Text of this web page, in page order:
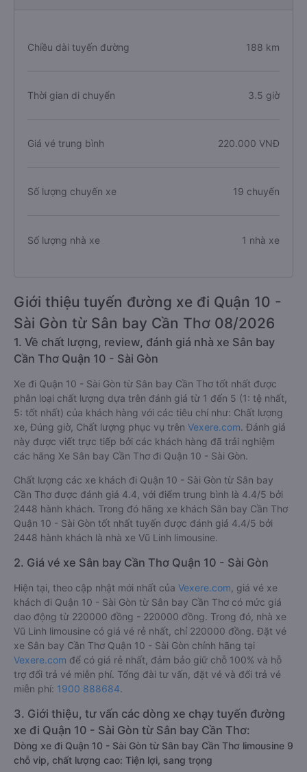
Chiều dài tuyến đường 188 km
Thời gian di chuyển 3.5 giờ
Giá vé trung bình 220.000 VNĐ
Số lượng chuyến xe 19 chuyến
Số lượng nhà xe 1 nhà xe
Giới thiệu tuyến đường xe đi Quận 10 -
Sài Gòn từ Sân bay Cần Thơ 08/2026
1. Về chất lượng, review, đánh giá nhà xe Sân bay
Cần Thơ Quận 10 - Sài Gòn
Xe đi Quận 10 - Sài Gòn từ Sân bay Cần Thơ tốt nhất được
phân loại chất lượng dựa trên đánh giá từ 1 đến 5 (1: tệ nhất,
5: tốt nhất) của khách hàng với các tiêu chí như: Chất lượng
xe, Đúng giờ, Chất lượng phục vụ trên Vexere.com. Đánh giá
này được viết trực tiếp bởi các khách hàng đã trải nghiệm
các hãng Xe Sân bay Cần Thơ đi Quận 10 - Sài Gòn.
Chất lượng các xe khách đi Quận 10 - Sài Gòn từ Sân bay
Cần Thơ được đánh giá 4.4, với điểm trung bình là 4.4/5 bởi
2448 hành khách. Trong đó hãng xe khách Sân bay Cần Thơ
Quận 10 - Sài Gòn tốt nhất tuyến được đánh giá 4.4/5 bởi
2448 hành khách là nhà xe Vũ Linh limousine.
2. Giá vé xe Sân bay Cần Thơ Quận 10 - Sài Gòn
Hiện tại, theo cập nhật mới nhất của Vexere.com , giá vé xe
khách đi Quận 10 - Sài Gòn từ Sân bay Cần Thơ có mức giá
dao động từ 220000 đồng - 220000 đồng. Trong đó, nhà xe
Vũ Linh limousine có giá vé rẻ nhất, chỉ 220000 đồng. Đặt vé
xe Sân bay Cần Thơ Quận 10 - Sài Gòn chính hãng tại
Vexere.com để có giá rẻ nhất, đảm bảo giữ chỗ 100% và hỗ
trợ đổi trả vé miễn phí. Tổng đài tư vấn, đặt vé và đổi trả vé
miễn phí: 1900 888684.
3. Giới thiệu, tư vấn các dòng xe chạy tuyến đường
xe đi Quận 10 - Sài Gòn từ Sân bay Cần Thơ:
Dòng xe đi Quận 10 - Sài Gòn từ Sân bay Cần Thơ limousine 9
chỗ vip, chất lượng cao: Tiện lợi, sang trọng